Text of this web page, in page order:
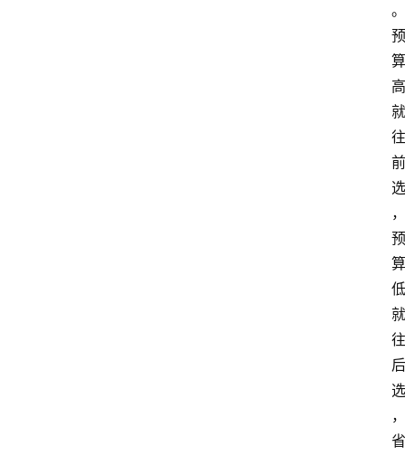
。
预
算
高
就
往
前
选
，
预
算
低
就
往
后
选
，
省